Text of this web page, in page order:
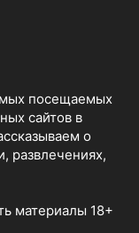
посещаемых
сайтов в
о
развлечениях,
материалы 18+